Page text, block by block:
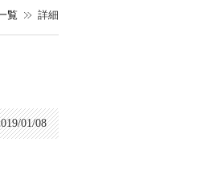
覧 詳細
01/08